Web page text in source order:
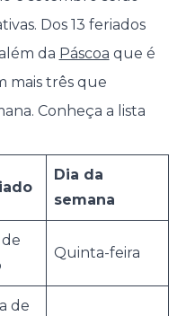
Dos 13 feriados
da Páscoa que é
mais três que
Conheça a lista
Dia da
semana
de
Quinta-feira
de